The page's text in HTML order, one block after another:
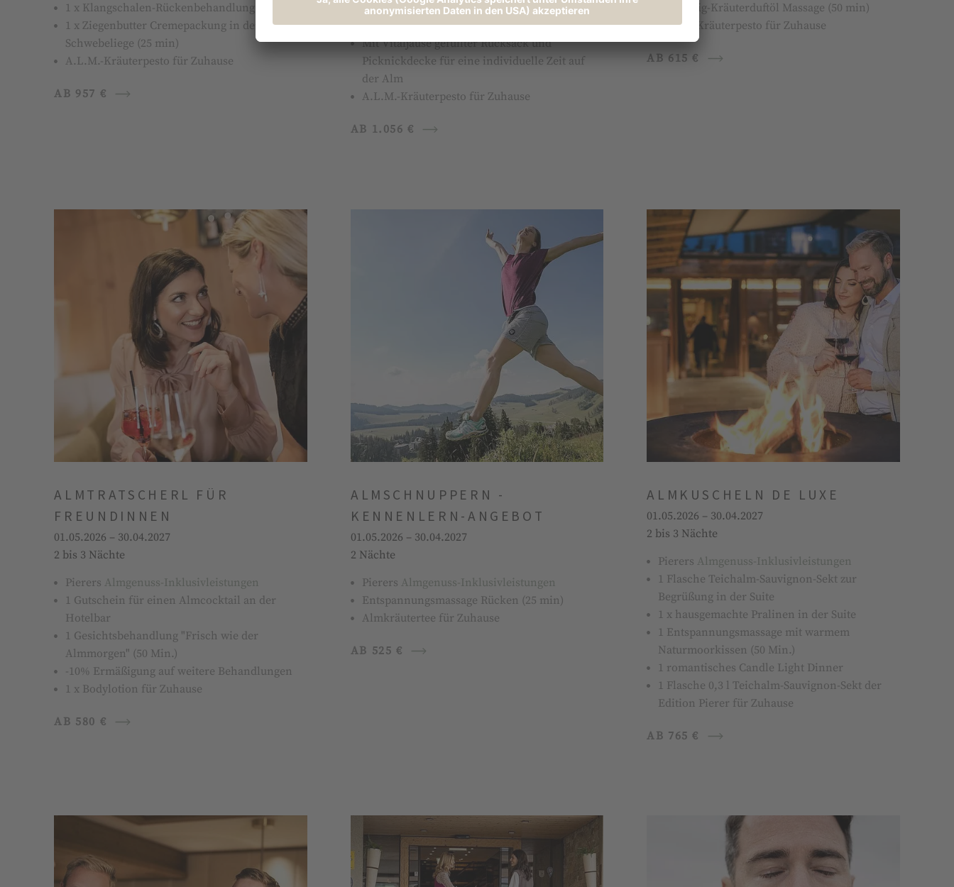
1 x Klangschalen-Rückenbehandlung (25 min)
1 x Ziegenbutter Cremepackung in der
Schwebeliege (25 min)
A.L.M.-Kräuterpesto für Zuhause
AB 957 €
1 x Frisch wie der Almmorgen
Gesichtsbehandlung (50 min)
Mit Vitaljause gefüllter Rucksack und
Picknickdecke für eine individuelle Zeit auf
der Alm
A.L.M.-Kräuterpesto für Zuhause
AB 1.056 €
1 x Honig-Kräuterduftöl Massage (50 min)
A.L.M.-Kräuterpesto für Zuhause
AB 615 €
ALMTRATSCHERL FÜR
FREUNDINNEN
01.05.2026 – 30.04.2027
2 bis 3 Nächte
Pierers Almgenuss-Inklusivleistungen
1 Gutschein für einen Almcocktail an der
Hotelbar
1 Gesichtsbehandlung "Frisch wie der
Almmorgen" (50 Min.)
-10% Ermäßigung auf weitere Behandlungen
1 x Bodylotion für Zuhause
AB 580 €
ALMSCHNUPPERN -
KENNENLERN-ANGEBOT
01.05.2026 – 30.04.2027
2 Nächte
Pierers Almgenuss-Inklusivleistungen
Entspannungsmassage Rücken (25 min)
Almkräutertee für Zuhause
AB 525 €
ALMKUSCHELN DE LUXE
01.05.2026 – 30.04.2027
2 bis 3 Nächte
Pierers Almgenuss-Inklusivleistungen
1 Flasche Teichalm-Sauvignon-Sekt zur
Begrüßung in der Suite
1 x hausgemachte Pralinen in der Suite
1 Entspannungsmassage mit warmem
Naturmoorkissen (50 Min.)
1 romantisches Candle Light Dinner
1 Flasche 0,3 l Teichalm-Sauvignon-Sekt der
Edition Pierer für Zuhause
AB 765 €